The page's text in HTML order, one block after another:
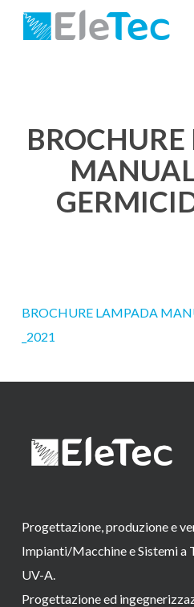
Salta
BROCHURE LAMPADA
_2021
Progettazione, produzione e
Impianti/Macchine e Sistemi a
UV-A.
Progettazione ed